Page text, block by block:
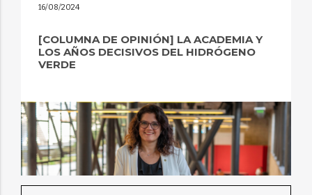
16/08/2024
[COLUMNA DE OPINIÓN] LA ACADEMIA Y
LOS AÑOS DECISIVOS DEL HIDRÓGENO
VERDE